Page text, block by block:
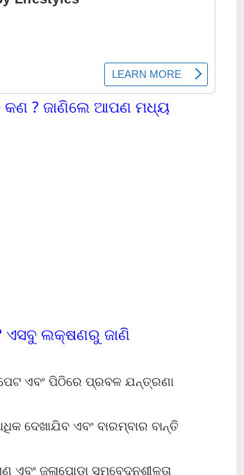
କଣ ? ଜାଣିଲେ ଆପଣ ମଧ୍ୟ
ଏସବୁ ଲକ୍ଷଣରୁ ଜାଣି
ଏବଂ ପିଠିରେ ପ୍ରବଳ ଯନ୍ତ୍ରଣା
ଦେଖାଯିବ ଏବଂ ବାରମ୍ବାର ବାନ୍ତି
ଜଳାପୋଡ଼ା ସମ୍ବେଦନଶୀଳତା